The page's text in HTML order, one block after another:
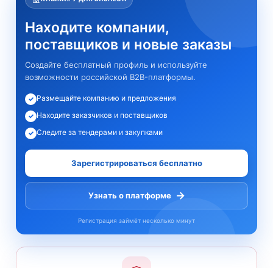
Находите компании,
поставщиков и новые заказы
Создайте бесплатный профиль и используйте
возможности российской B2B-платформы.
✓ Размещайте компанию и предложения
✓ Находите заказчиков и поставщиков
✓ Следите за тендерами и закупками
Зарегистрироваться бесплатно
Узнать о платформе →
Регистрация займёт несколько минут